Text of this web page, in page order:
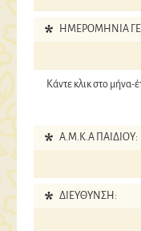
ΗΜΕΡΟΜΗΝΙΑ
Κάντε κλικ στο μήνα-
Α.Μ.Κ.Α ΠΑΙΔΙΟΥ:
ΔΙΕΥΘΥΝΣΗ: